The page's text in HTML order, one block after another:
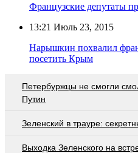
Французские депутаты
13:21 Июль 23, 2015
Нарышкин похвалил
посетить Крым
Петербуржцы не смогли
Путин
Зеленский в трауре:
Выходка Зеленского на